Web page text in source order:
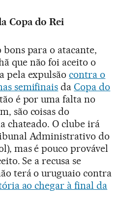
Copa do Rei
para o atacante,
que não foi aceito o
pela expulsãocontra o
semifinais daCopa do
é por uma falta no
são coisas do
chateado. O clube irá
Administrativo do
mas é pouco provável
Se a recusa se
terá o uruguaio contra
ao chegar à final da